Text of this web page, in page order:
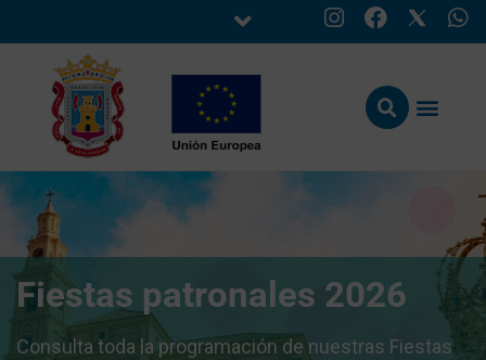
Fiestas patronales 2026
Consulta toda la programación de nuestras Fiestas